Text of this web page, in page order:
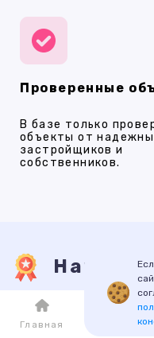
Проверенные
В базе только
объекты от
застройщиков и
собственников.
Наши
ПРОДАЖА АРЕНДА
Главная Каталог